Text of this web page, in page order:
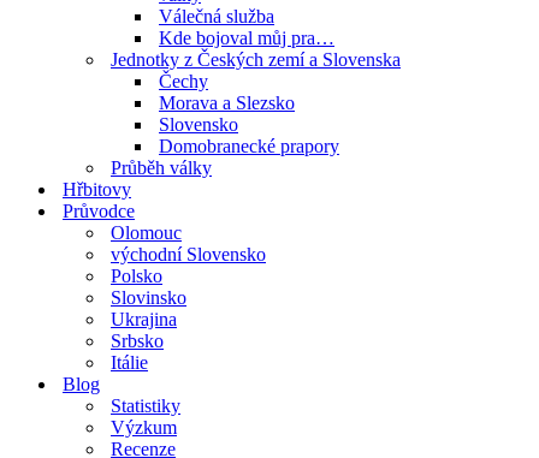
Válečná služba
Kde bojoval můj pra…
Jednotky z Českých zemí a Slovenska
Čechy
Morava a Slezsko
Slovensko
Domobranecké prapory
Průběh války
Hřbitovy
Průvodce
Olomouc
východní Slovensko
Polsko
Slovinsko
Ukrajina
Srbsko
Itálie
Blog
Statistiky
Výzkum
Recenze